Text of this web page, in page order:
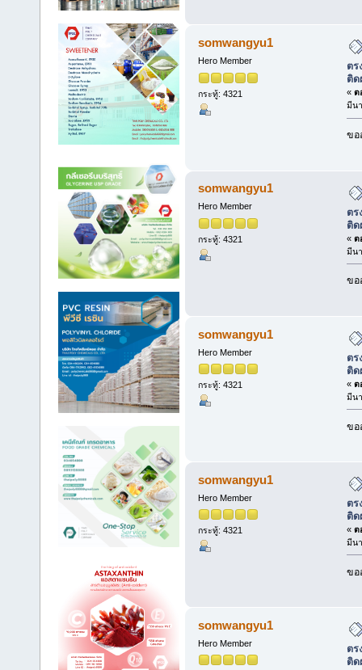
somwangyu1
Hero Member
กระทู้: 4321
ตร
ติด
« ต
มีน
ขอ
somwangyu1
Hero Member
กระทู้: 4321
ตร
ติด
« ต
มีน
ขอ
somwangyu1
Hero Member
กระทู้: 4321
ตร
ติด
« ต
มีน
ขอ
somwangyu1
Hero Member
กระทู้: 4321
ตร
ติด
« ต
มีน
ขอ
somwangyu1
Hero Member
ตร
ติด